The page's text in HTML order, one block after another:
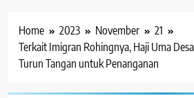
Home 2023 November
21
Terkait Imigran Rohingnya, Haji Uma
Turun Tangan untuk Penanganan